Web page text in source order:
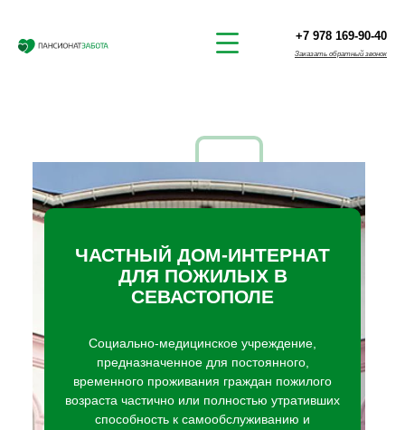
+7 978 169-90-40
Заказать обратный звонок
ЧАСТНЫЙ ДОМ-ИНТЕРНАТ
ДЛЯ ПОЖИЛЫХ В
СЕВАСТОПОЛЕ
Социально-медицинское учреждение,
предназначенное для постоянного,
временного проживания граждан пожилого
возраста частично или полностью утративших
способность к самообслуживанию и